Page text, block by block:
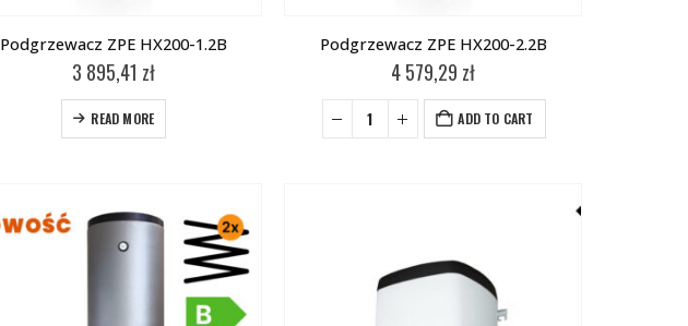
Podgrzewacz ZPE HX200-1.2B
3 895,41 zł
READ MORE
Podgrzewacz ZPE HX200-2.2B
4 579,29 zł
ADD TO CART